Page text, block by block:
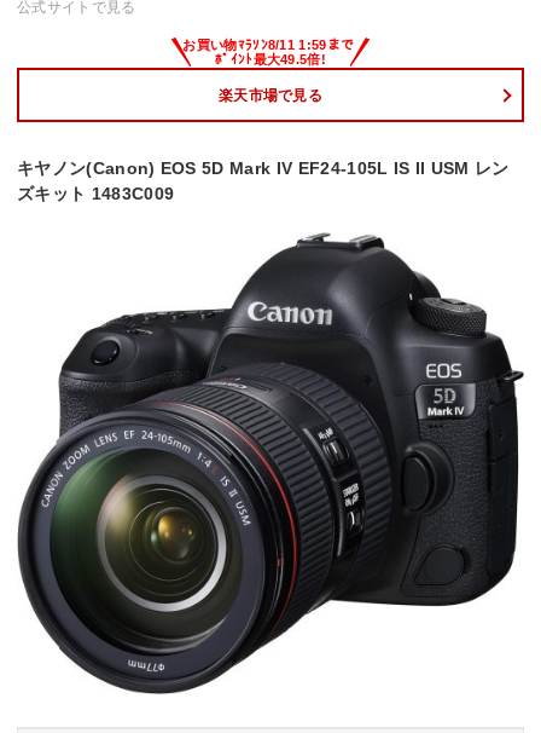
公式サイトで見る
楽天市場で見る
キヤノン(Canon) EOS 5D Mark IV EF24-105L IS II USM レン
ズキット 1483C009